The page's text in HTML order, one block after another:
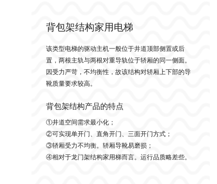
背包架结构家用电梯
该类型电梯的驱动主机一般位于井道顶部侧置或后
置，两根主轨与两根对重导轨位于轿厢的同一侧面。
因受力严苛，不均衡性，故该结构对轿厢上下部的导
靴质量要求较高。
背包架结构产品的特点
①井道空间需求最小化；
②可实现单开门、直角开门、三面开门方式；
③轿厢受力不均衡。轿厢导靴易磨损；
④相对于龙门架结构家用梯而言。运行品质略差些。